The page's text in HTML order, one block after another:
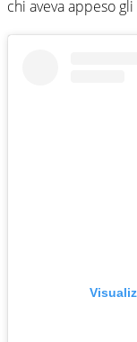
chi aveva appeso